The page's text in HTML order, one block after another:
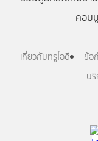
คอม
เกี่ยวกับทรูไอดี ข้อ
บ